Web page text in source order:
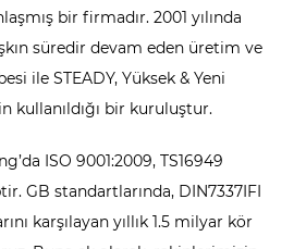
bir firmadır. 2001 yılında
süredir devam eden üretim ve
ile STEADY, Yüksek & Yeni
kullanıldığı bir kuruluştur.
ISO 9001:2009, TS16949
GB standartlarında, DIN7337IFI
karşılayan yıllık 1.5 milyar kör